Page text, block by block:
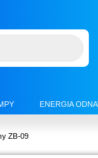
ENERGIA
ZB-09